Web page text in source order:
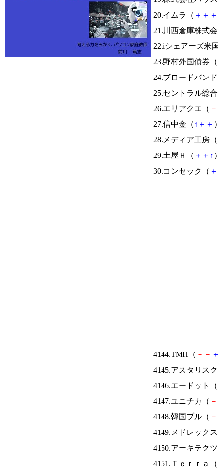
20.イムラ（ ＋ ＋ ＋
21.川西倉庫株式
22.iシェアーズ米
23.野村外国債券（
24.ブロードバン
25.セントラル総
26.エリアクエ（ －
27.信中金（ ↑ ＋ ＋
28.メディア工房（
29.土屋Ｈ（ ＋ ＋ ↑
30.コンセック（ ＋
4144.TMH（ － －
4145.アスタリス
4146.エードット（
4147.ユニチカ（ －
4148.韓国ブル（ －
4149.メドレック
4150.アーキテク
4151.Ｔｅｒｒａ（